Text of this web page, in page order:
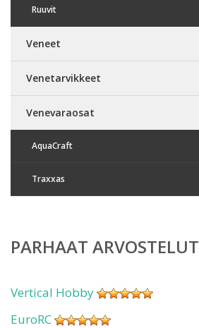
Ruuvit
Veneet
Venetarvikkeet
Venevaraosat
AquaCraft
Traxxas
PARHAAT ARVOSTELUT
Vertical Hobby
EuroRC